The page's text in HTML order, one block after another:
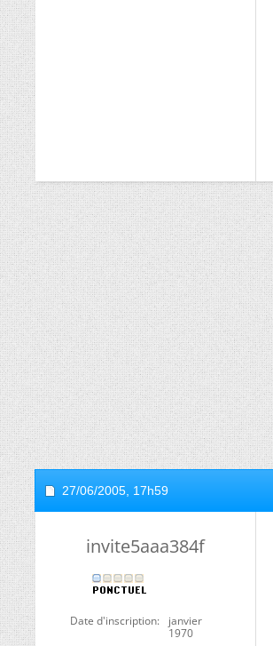
27/06/2005, 17h59
invite5aaa384f
Date d'inscription
janvier
1970